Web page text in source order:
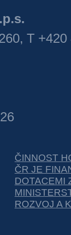
T +420
ČINNOST
ČR JE
DOTACEMI
ROZVOJ A